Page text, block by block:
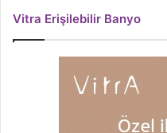
Vitra Erişilebilir Banyo